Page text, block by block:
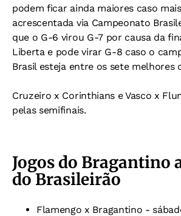
podem ficar ainda maiores caso
acrescentada via Campeonato
que o G-6 virou G-7 por causa da
Liberta e pode virar G-8 caso o
Brasil esteja entre os sete melhores
Cruzeiro x Corinthians e Vasco x
pelas semifinais.
Jogos do Bragantino
do Brasileirão
Flamengo x Bragantino -